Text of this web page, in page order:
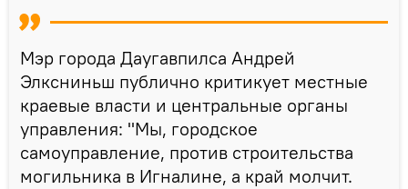
Мэр города Даугавпилса Андрей
Элксниньш публично критикует местные
краевые власти и центральные органы
управления: "Мы, городское
самоуправление, против строительства
могильника в Игналине, а край молчит.